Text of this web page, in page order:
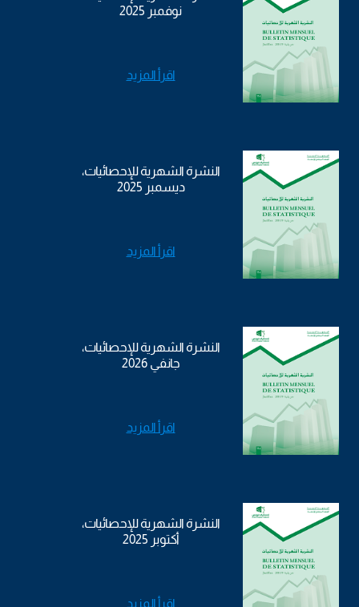
نوفمبر 2025
اقرأ المزيد
النشرة الشهرية للإحصائيات،
ديسمبر 2025
اقرأ المزيد
النشرة الشهرية للإحصائيات،
جانفي 2026
اقرأ المزيد
النشرة الشهرية للإحصائيات،
أكتوبر 2025
اقرأ المزيد